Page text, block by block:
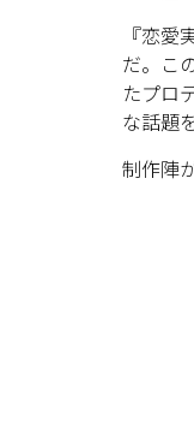
『恋
だ。こ
たプロ
な話題
制作陣